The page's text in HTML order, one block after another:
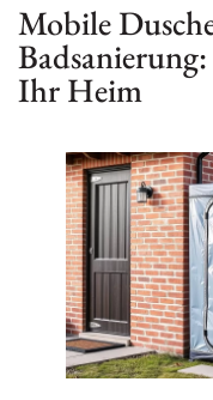
Mobile
Ihr Heim